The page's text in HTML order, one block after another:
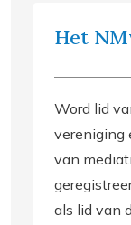
Het
Word lid
vereniging
van
als lid van